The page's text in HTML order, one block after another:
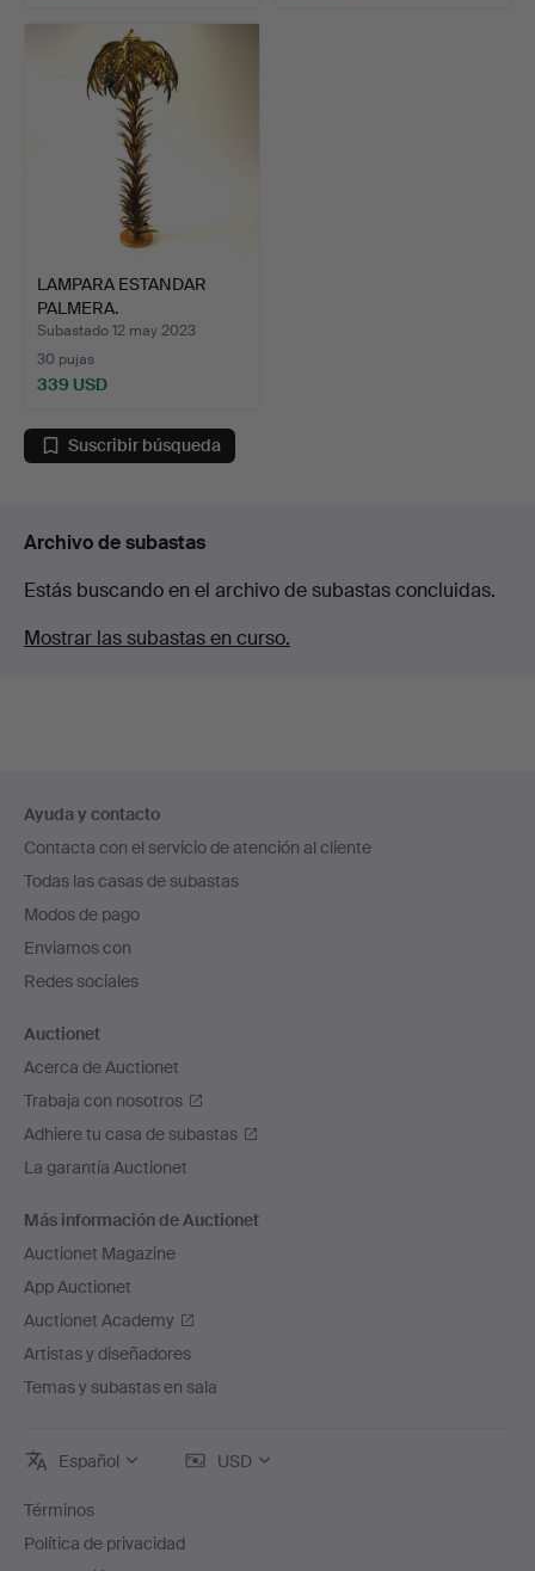
LAMPARA ESTANDAR
PALMERA.
Subastado 12 may 2023
30 pujas
339 USD
Suscribir búsqueda
Archivo de subastas
Estás buscando en el archivo de subastas concluidas.
Mostrar las subastas en curso.
en
el
pie
de
página
Ayuda y contacto
Contacta con el servicio de atención al cliente
Todas las casas de subastas
Modos de pago
Enviamos con
Redes sociales
Auctionet
Acerca de Auctionet
Trabaja con nosotros
Adhiere tu casa de subastas
La garantía Auctionet
Más información de Auctionet
Auctionet Magazine
App Auctionet
Auctionet Academy
Artistas y diseñadores
Temas y subastas en sala
Español USD
Términos
Política de privacidad